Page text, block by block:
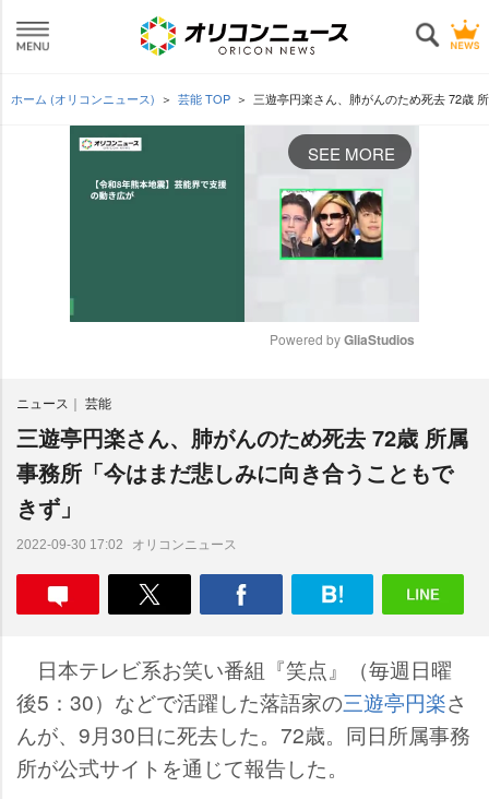
ホーム (オリコンニュース) 芸能 TOP 三遊亭円楽さん、肺がんのため死去 72歳
SEE MORE
e
Powered by GliaStudios
ニュース 芸能
三遊亭円楽さん、肺がんのため死去 72歳 所属
事務所「今はまだ悲しみに向き合うこともで
きず」
2022-09-30 17:02 オリコンニュース
日本テレビ系お笑い番組『笑点』（毎週日曜
後5：30）などで活躍した落語家の三遊亭円楽さ
んが、9月30日に死去した。72歳。同日所属事務
所が公式サイトを通じて報告した。